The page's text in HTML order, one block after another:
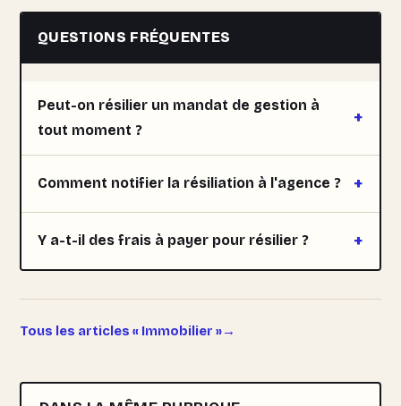
QUESTIONS FRÉQUENTES
Peut-on résilier un mandat de gestion à
tout moment ?
Comment notifier la résiliation à l'agence ?
Y a-t-il des frais à payer pour résilier ?
Tous les articles « Immobilier »